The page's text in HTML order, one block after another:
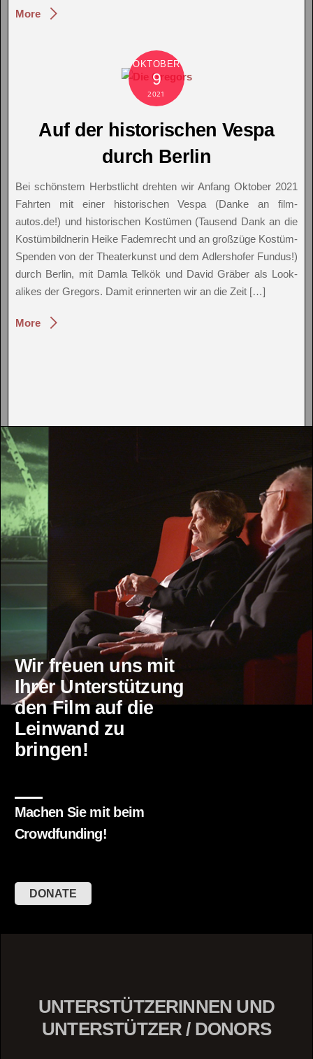
More
OKTOBER
9
2021
Auf der historischen Vespa
durch Berlin
Bei schönstem Herbstlicht drehten wir Anfang Oktober 2021
Fahrten mit einer historischen Vespa (Danke an film-
autos.de!) und historischen Kostümen (Tausend Dank an die
Kostümbildnerin Heike Fademrecht und an großzüge Kostüm-
Spenden von der Theaterkunst und dem Adlershofer Fundus!)
durch Berlin, mit Damla Telkök und David Gräber als Look-
alikes der Gregors. Damit erinnerten wir an die Zeit […]
More
Wir freuen uns mit
Ihrer Unterstützung
den Film auf die
Leinwand zu
bringen!
Machen Sie mit beim
Crowdfunding!
DONATE
UNTERSTÜTZERINNEN UND
UNTERSTÜTZER / DONORS